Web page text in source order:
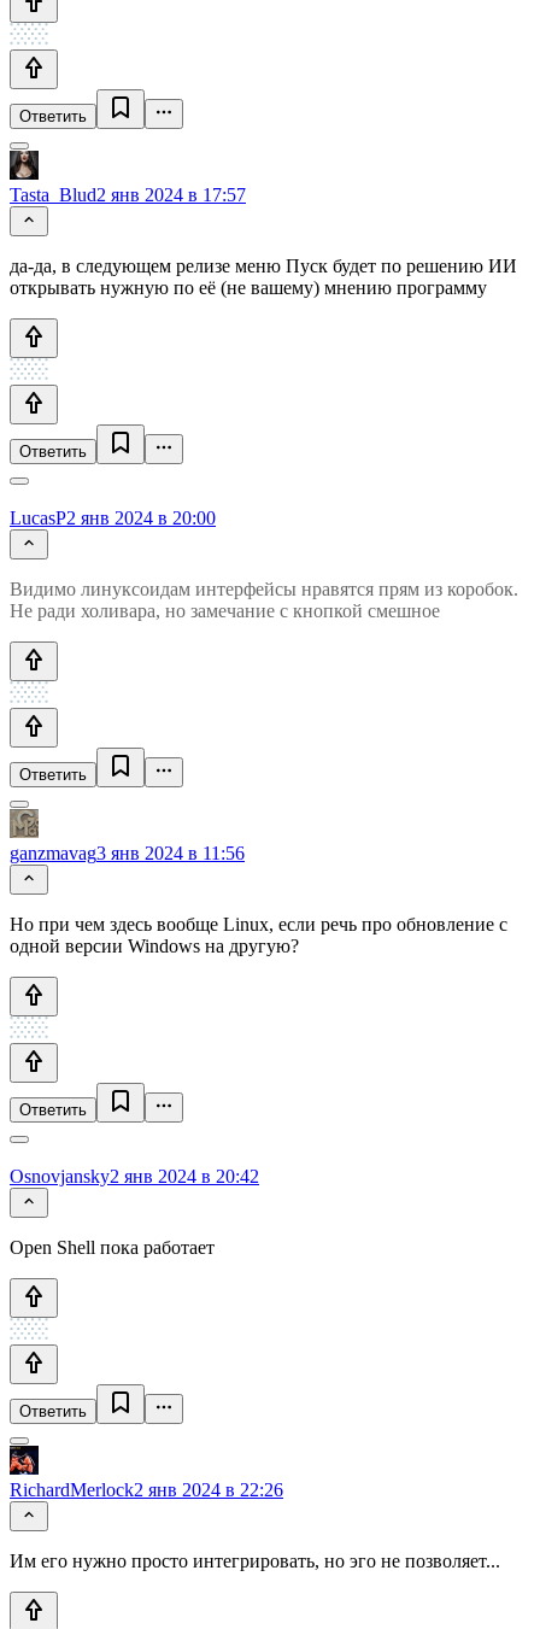
Ответить
Tasta_Blud2 янв 2024 в 17:57
да-да, в следующем релизе меню Пуск будет по решению ИИ
открывать нужную по её (не вашему) мнению программу
Ответить
LucasP2 янв 2024 в 20:00
Видимо линуксоидам интерфейсы нравятся прям из коробок.
Не ради холивара, но замечание с кнопкой смешное
Ответить
ganzmavag3 янв 2024 в 11:56
Но при чем здесь вообще Linux, если речь про обновление с
одной версии Windows на другую?
Ответить
Osnovjansky2 янв 2024 в 20:42
Open Shell пока работает
Ответить
RichardMerlock2 янв 2024 в 22:26
Им его нужно просто интегрировать, но эго не позволяет...